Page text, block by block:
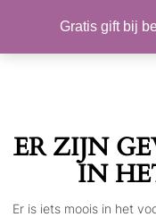
Toggle
MIJN ACCOUNT
ER ZIJN
IN
Er is iets moois in het
Gratis gift bij